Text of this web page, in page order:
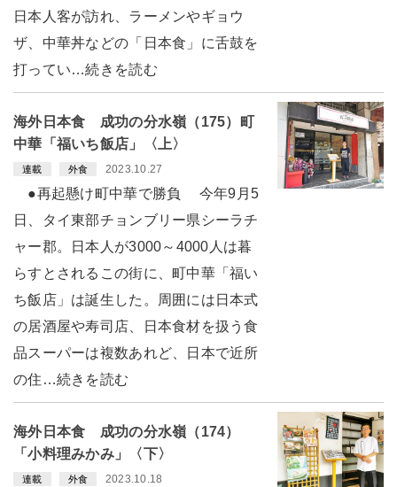
日本人客が訪れ、ラーメンやギョウ
ザ、中華丼などの「日本食」に舌鼓を
打ってい…続きを読む
海外日本食 成功の分水嶺（175）町
中華「福いち飯店」〈上〉
連載 外食 2023.10.27
●再起懸け町中華で勝負 今年9月5
日、タイ東部チョンブリー県シーラチ
ャー郡。日本人が3000～4000人は暮
らすとされるこの街に、町中華「福い
ち飯店」は誕生した。周囲には日本式
の居酒屋や寿司店、日本食材を扱う食
品スーパーは複数あれど、日本で近所
の住…続きを読む
海外日本食 成功の分水嶺（174）
「小料理みかみ」〈下〉
連載 外食 2023.10.18